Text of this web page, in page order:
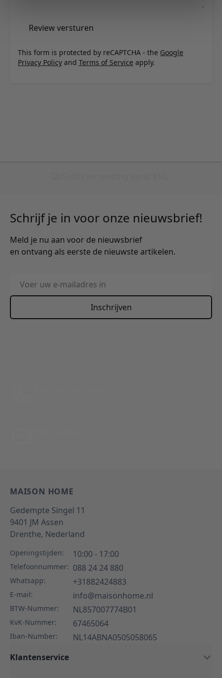
Review versturen
This form is protected by reCAPTCHA - the Google
Privacy Policy and Terms of Service apply.
Schrijf je in voor onze nieuwsbrief!
Meld je nu aan voor de nieuwsbrief
en ontvang als eerste de nieuwste artikelen.
E-mailadres
Inschrijven
MAISON HOME
Gedempte Singel 11
9401 JM Assen
Drenthe, Nederland
Openingstijden: 10:00 - 17:00
Telefoonnummer: 088 24 24 880
Whatsapp: +31882424883
E-mail: info@maisonhome.nl
BTW-Nummer: NL857007774B01
KvK-Nummer: 67465064
Iban-Number:
NL14ABNA0505058065
Klantenservice